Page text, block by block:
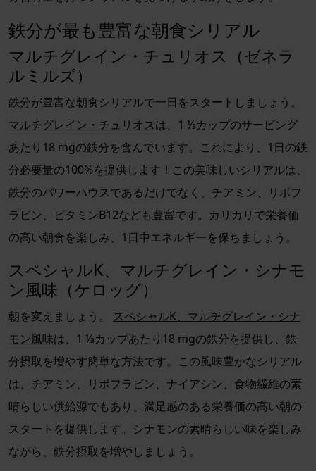
鉄分が最も豊富な朝食シリアル
マルチグレイン・チュリオス（ゼネラ
ルミルズ）
鉄分が豊富な朝食シリアルで一日をスタートしましょう。
マルチグレイン・チュリオスは、1 ⅓カップのサービング
あたり18 mgの鉄分を含んでいます。これにより、1日の鉄
分必要量の100%を提供します！この美味しいシリアルは、
鉄分のパワーハウスであるだけでなく、チアミン、リボフ
ラビン、ビタミンB12なども豊富です。カリカリで栄養価
の高い朝食を楽しみ、1日中エネルギーを保ちましょう。
スペシャルK、マルチグレイン・シナモ
ン風味（ケロッグ）
朝を変えましょう。 スペシャルK、マルチグレイン・シナ
モン風味は、1 ⅓カップあたり18 mgの鉄分を提供し、鉄
分摂取を増やす簡単な方法です。この風味豊かなシリアル
は、チアミン、リボフラビン、ナイアシン、食物繊維の素
晴らしい供給源でもあり、満足感のある栄養価の高い朝の
スタートを提供します。シナモンの素晴らしい味を楽しみ
ながら、鉄分摂取を増やしましょう。